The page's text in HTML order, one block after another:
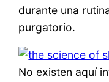
durante una
purgatorio.
No existen aquí